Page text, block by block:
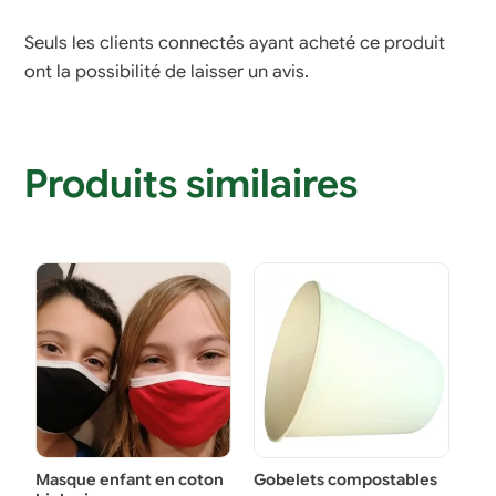
Seuls les clients connectés ayant acheté ce produit
ont la possibilité de laisser un avis.
Produits similaires
Masque enfant en coton
Gobelets compostables